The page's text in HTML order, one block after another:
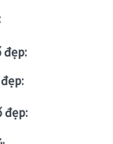
đẹp:
đẹp: